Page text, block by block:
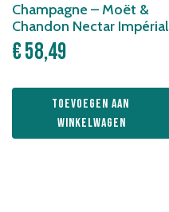
Champagne – Moët &
Chandon Nectar Impérial
€58,49
Toevoegen aan
winkelwagen